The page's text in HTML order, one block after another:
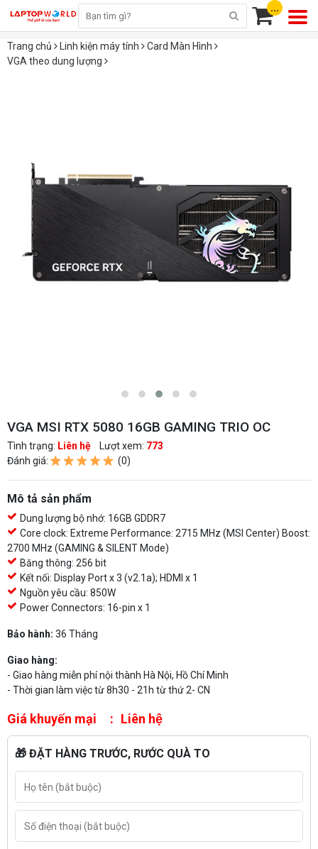
...
Trang chủ Linh kiện máy tính
Card Màn Hình
VGA theo dung lượng
VGA MSI RTX 5080 16GB GAMING TRIO OC
Tình trạng: Liên hệ Lượt xem: 773
Đánh giá:
(0)
Mô tả sản phẩm
Dung lượng bộ nhớ: 16GB GDDR7
Core clock: Extreme Performance: 2715 MHz (MSI Center) Boost:
2700 MHz (GAMING & SILENT Mode)
Băng thông: 256 bit
Kết nối: Display Port x 3 (v2.1a); HDMI x 1
Nguồn yêu cầu: 850W
Power Connectors: 16-pin x 1
Bảo hành: 36 Tháng
Giao hàng:
- Giao hàng miễn phí nội thành Hà Nội, Hồ Chí Minh
- Thời gian làm việc từ 8h30 - 21h từ thứ 2- CN
Giá khuyến mại Liên hệ
🎁 ĐẶT HÀNG TRƯỚC, RƯỚC QUÀ TO